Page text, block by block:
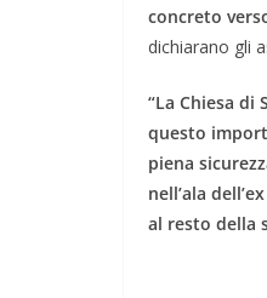
concreto
dichiarano gli
“La Chiesa
questo
piena
nell’ala
al resto della